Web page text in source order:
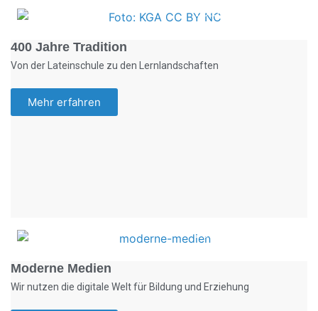
Foto: KGA CC BY NC
400 Jahre Tradition
Von der Lateinschule zu den Lernlandschaften
Mehr erfahren
Foto: KGA CC BY NC
Moderne Medien
Wir nutzen die digitale Welt für Bildung und Erziehung